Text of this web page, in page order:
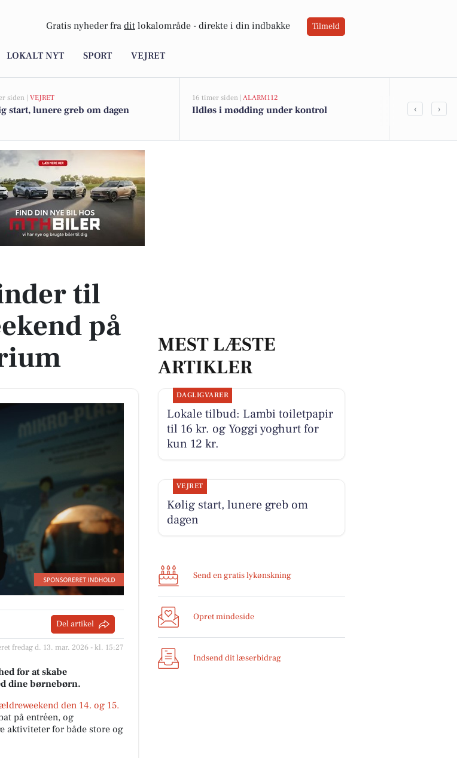
Gratis nyheder fra dit lokalområde - direkte i din indbakke Tilmeld
LOKALT NYT SPORT VEJRET
siden | VEJRET
start, lunere greb om dagen
16 timer siden | ALARM112
Ildløs i mødding under kontrol
Eksklusiv
‹ ›
Oceanarium
til
på
Del artikel
fredag d. 13. mar. 2026 - kl. 15:27
for at skabe
dine børnebørn.
den 14. og 15.
på entréen, og
aktiviteter for både store og
MEST LÆSTE
ARTIKLER
DAGLIGVARER
Lokale tilbud: Lambi toiletpapir
til 16 kr. og Yoggi yoghurt for
kun 12 kr.
VEJRET
Kølig start, lunere greb om
dagen
Send en gratis lykønskning
Opret mindeside
Indsend dit læserbidrag